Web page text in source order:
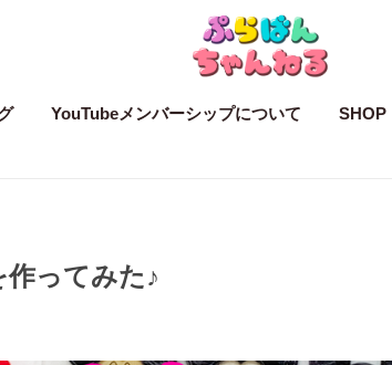
YouTubeメンバーシップについて SHOP
ってみた♪